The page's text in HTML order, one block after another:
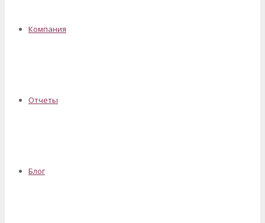
Компания
Отчеты
Блог